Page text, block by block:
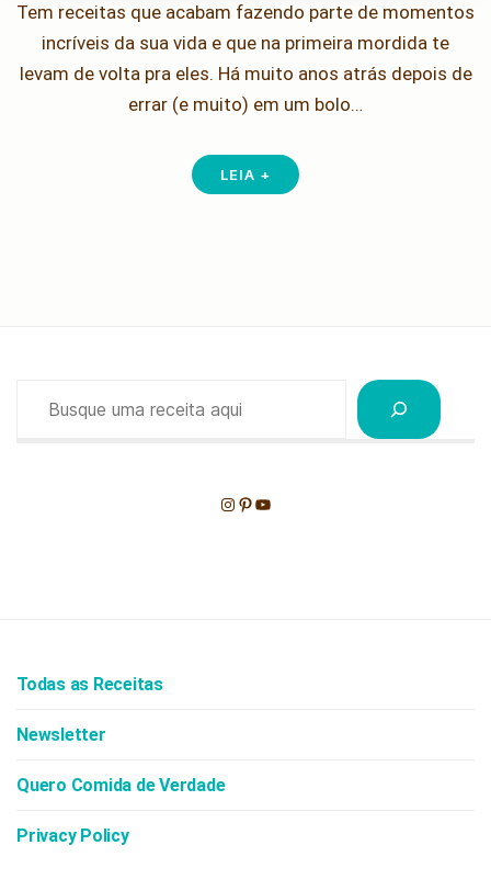
Tem receitas que acabam fazendo parte de momentos
incríveis da sua vida e que na primeira mordida te
levam de volta pra eles. Há muito anos atrás depois de
errar (e muito) em um bolo…
LEIA +
Instagram
Pinterest
Youtube
Todas as Receitas
Newsletter
Quero Comida de Verdade
Privacy Policy